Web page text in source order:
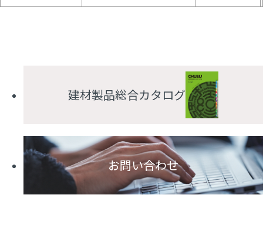
建材製品総合カタログ
お問い合わせ